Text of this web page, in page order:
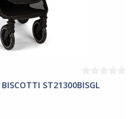
ST21300BISGL